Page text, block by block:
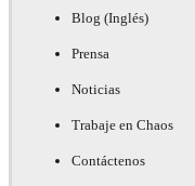
Blog (Inglés)
Prensa
Noticias
Trabaje en Chaos
Contáctenos